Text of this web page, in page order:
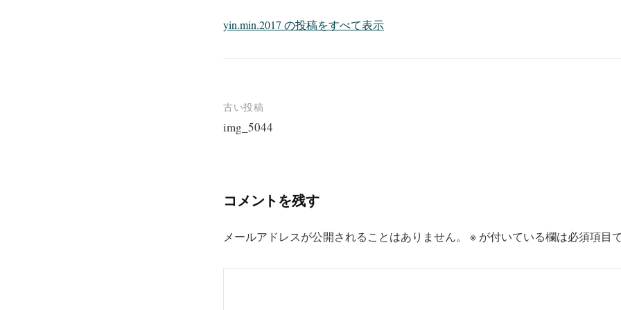
yin.min.2017 の投稿をすべて表示
投
稿
ゲ
シ
ョ
古い投稿
img_5044
コメントを残す
メールアドレスが公開されることはありません。 ※ が付いている欄は必須項目